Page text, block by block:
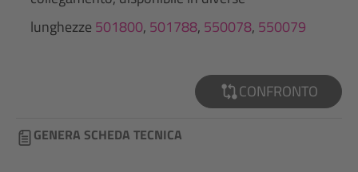
lunghezze 501800, 501788, 550078, 550079
CONFRONTO
GENERA SCHEDA TECNICA